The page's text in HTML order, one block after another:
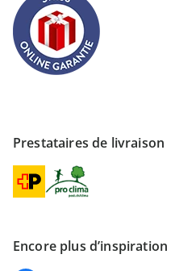
Prestataires de livraison
Encore plus d’inspiration